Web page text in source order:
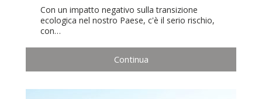
Con un impatto negativo sulla transizione
ecologica nel nostro Paese, c'è il serio rischio,
con…
Continua